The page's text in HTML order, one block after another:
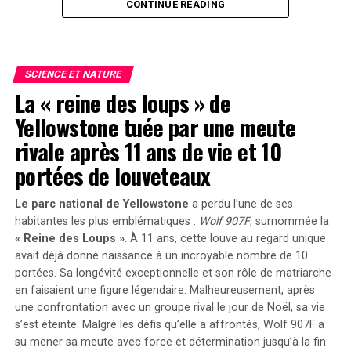
Afin d’améliorer l’efficacité entre les modes turbofan et
pour maximiser la performance globale du moteur.
Mécanisme Transitionnel entre
Moteurs
L’accélération initiale jusqu’à environ Mach 3 sera
assurée par le turbojet F100 avant que celui-ci ne soit
complètement contourné afin que le pulsejet prenne
relais.Pendant ce temps-là, le turbojet ralentira
progressivement tout en refroidissant durant
l’opération pulsejet avant que l’appareil n’entame une
descente abrupte visant à atteindre mach 4 ou
davantage.
scientifiques aient établi qu’une éruption volcanique
majeure était à l’origine de ce phénomène étrange, le
Pistes Découvertes dans les Cœurs
Glaciaires
Afin d’identifier la source de cette éruption, les
chercheurs ont analysé des cendres retrouvées dans des
carottes glaciaires polaires. Leur étude a révélé que
l’éruption provenait du volcan Zavaritskii situé sur l’île
isolée de Simushir,qui fait partie des îles Kouriles
contestées entre la Russie et le Japon. Pendant la guerre
froide, l’Union soviétique avait utilisé un cratère
volcanique inondé sur Simushir comme base secrète
pour sous-marins nucléaires.
CONTINUE READING
SCIENCE ET NATURE
La « reine des loups » de
Yellowstone tuée par une meute
rivale après 11 ans de vie et 10
portées de louveteaux
Le parc national de Yellowstone a perdu l’une de ses
habitantes les plus emblématiques : Wolf 907F, surnommée la
« Reine des Loups ». À 11 ans, cette louve au regard unique
avait déjà donné naissance à un incroyable nombre de 10
portées. Sa longévité exceptionnelle et son rôle de matriarche
en faisaient une figure légendaire. Malheureusement, après
une confrontation avec un groupe rival le jour de Noël, sa vie
s’est éteinte. Malgré les défis qu’elle a affrontés, Wolf 907F a
su mener sa meute avec force et détermination jusqu’à la fin.